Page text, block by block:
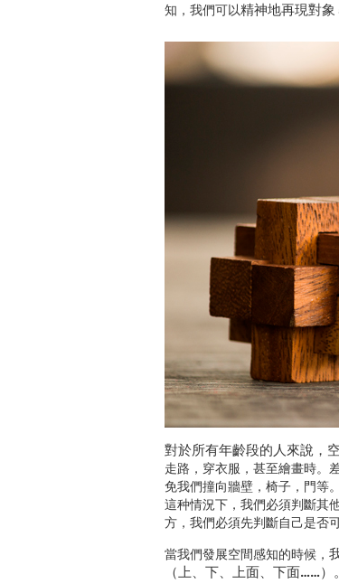
知，我們可以精神地再現對象
對於所有年齡段的人來說，
走路，穿衣服，甚至繪畫時。
免我們撞向牆壁，椅子，門等
這种情況下，我們必須判斷其
方，我們必須先判斷自己是否
當我們發展空間感知的時候，
（上、下、上面、下面……）。